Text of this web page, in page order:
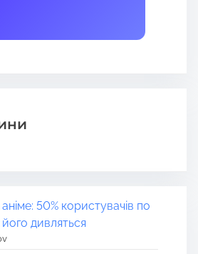
50% користувачів по
дивляться